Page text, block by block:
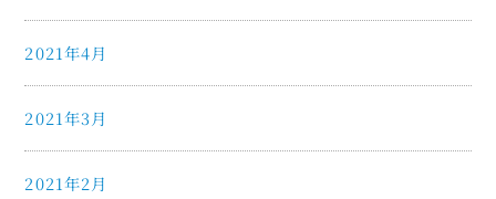
2021年4月
2021年3月
2021年2月